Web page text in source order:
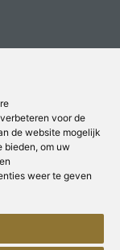
voor de
de website mogelijk
bieden, om uw
weer te geven